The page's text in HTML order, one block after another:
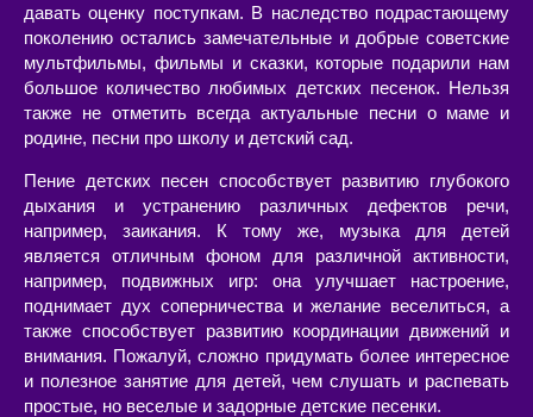
давать оценку поступкам. В наследство подрастающему
поколению остались замечательные и добрые советские
мультфильмы, фильмы и сказки, которые подарили нам
большое количество любимых детских песенок. Нельзя
также не отметить всегда актуальные песни о маме и
родине, песни про школу и детский сад.
Пение детских песен способствует развитию глубокого
дыхания и устранению различных дефектов речи,
например, заикания. К тому же, музыка для детей
является отличным фоном для различной активности,
например, подвижных игр: она улучшает настроение,
поднимает дух соперничества и желание веселиться, а
также способствует развитию координации движений и
внимания. Пожалуй, сложно придумать более интересное
и полезное занятие для детей, чем слушать и распевать
простые, но веселые и задорные детские песенки.